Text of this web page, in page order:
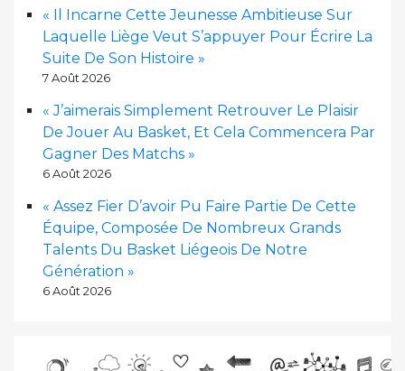
« Il Incarne Cette Jeunesse Ambitieuse Sur
Laquelle Liège Veut S’appuyer Pour Écrire La
Suite De Son Histoire »
7 Août 2026
« J’aimerais Simplement Retrouver Le Plaisir
De Jouer Au Basket, Et Cela Commencera Par
Gagner Des Matchs »
6 Août 2026
« Assez Fier D’avoir Pu Faire Partie De Cette
Équipe, Composée De Nombreux Grands
Talents Du Basket Liégeois De Notre
Génération »
6 Août 2026